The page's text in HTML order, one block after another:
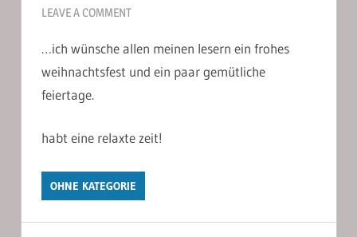
LEAVE A COMMENT
…ich wünsche allen meinen lesern ein frohes
weihnachtsfest und ein paar gemütliche
feiertage.
habt eine relaxte zeit!
OHNE KATEGORIE